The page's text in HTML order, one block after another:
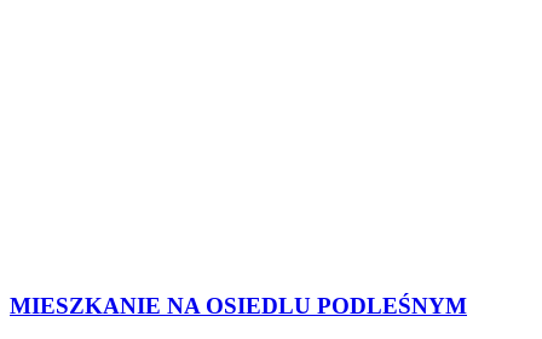
MIESZKANIE NA OSIEDLU PODLEŚNYM